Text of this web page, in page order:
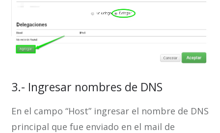
3.- Ingresar nombres de DNS
En el campo “Host” ingresar el nombre de DNS
principal que fue enviado en el mail de